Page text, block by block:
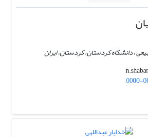
، دانشگاه کردستان، کردستان، ایران
0000-